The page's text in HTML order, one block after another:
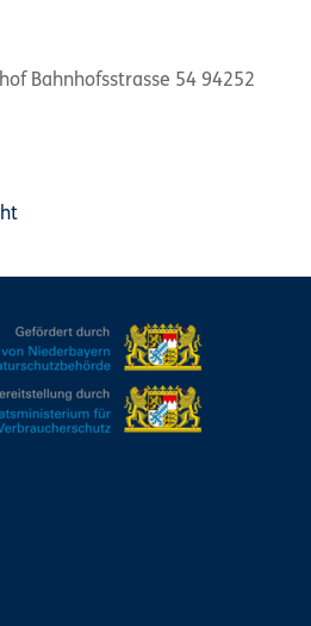
Bahnhofsstrasse 54 94252